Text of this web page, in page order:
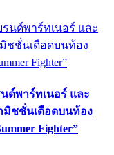
ด์พาร์ทเนอร์ และ
มิชชั่นเดือดบนท้อง
Fighter”